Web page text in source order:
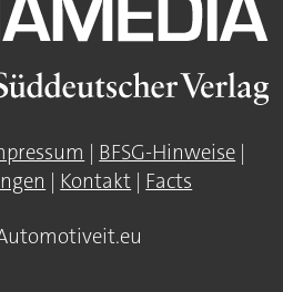
BFSG-Hinweise
Kontakt Facts